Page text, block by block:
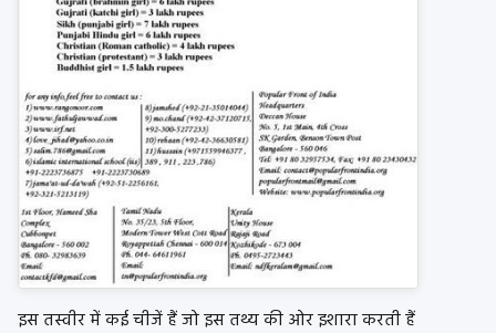
इस तस्वीर में कई चीजें हैं जो इस तथ्य की ओर इशारा करती हैं